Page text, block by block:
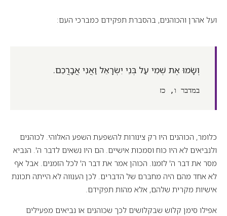
ועל אהרן והכוהנים, בהסברת תפקידם כמברכי העם:
וְשָׂמוּ אֶת שְׁמִי עַל בְּנֵי יִשְׂרָאֵל וַאֲנִי אֲבָרֲכֵם.
במדבר ו, כז
כלומר, הכוהנים היו רק צינורות להשפעת השפע האלוהי. לכוהנים
ולנביאים לא היו כוח וסמכות אישיים. הם היו נשאים לדבר ה'. הנביא
מסר את דבר ה' לזמנו. הכוהן אמר את דבר ה' לכל הזמנים. אבל אף
לא אחד מהם היה מחבּרם של הדברים. לכן הענווה לא הייתה תכונת
אישיות מקרית שלהם, אלא מהות תפקידם.
אפילו סימן קלוש שבקלושים לכך שכוהנים או נביאים מפעילים